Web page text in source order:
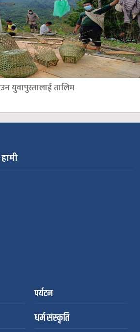
युवापुस्तालाई तालिम
पर्यटन
धर्म संस्कृति